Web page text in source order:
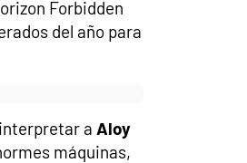
Forbidden
del año para
a Aloy
máquinas,